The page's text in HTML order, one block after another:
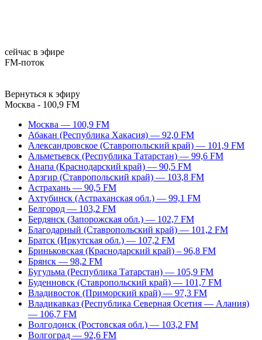
сейчас в эфире
FM-поток
Вернуться к эфиру
Москва - 100,9 FM
Москва — 100,9 FM
Абакан (Республика Хакасия) — 92,0 FM
Александровское (Ставропольский край) — 101,9 FM
Альметьевск (Республика Татарстан) — 99,6 FM
Анапа (Краснодарский край) — 90,5 FM
Арзгир (Ставропольский край) — 103,8 FM
Астрахань — 90,5 FM
Ахтубинск (Астраханская обл.) — 99,1 FM
Белгород — 103,2 FM
Бердянск (Запорожская обл.) — 102,7 FM
Благодарный (Ставропольский край) — 101,2 FM
Братск (Иркутская обл.) — 107,2 FM
Бриньковская (Краснодарский край) – 96,8 FM
Брянск — 98,2 FM
Бугульма (Республика Татарстан) — 105,9 FM
Буденновск (Ставропольский край) — 101,7 FM
Владивосток (Приморский край) — 97,3 FM
Владикавказ (Республика Северная Осетия — Алания)
— 106,7 FM
Волгодонск (Ростовская обл.) — 103,2 FM
Волгоград — 92,6 FM